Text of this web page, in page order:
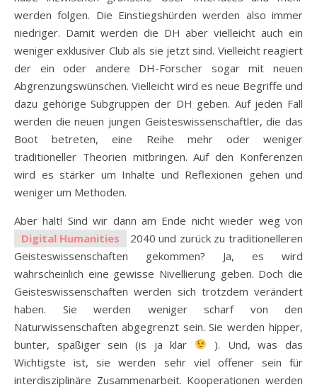
werden folgen. Die Einstiegshürden werden also immer
niedriger. Damit werden die DH aber vielleicht auch ein
weniger exklusiver Club als sie jetzt sind. Vielleicht reagiert
der ein oder andere DH-Forscher sogar mit neuen
Abgrenzungswünschen. Vielleicht wird es neue Begriffe und
dazu gehörige Subgruppen der DH geben. Auf jeden Fall
werden die neuen jungen Geisteswissenschaftler, die das
Boot betreten, eine Reihe mehr oder weniger
traditioneller Theorien mitbringen. Auf den Konferenzen
wird es stärker um Inhalte und Reflexionen gehen und
weniger um Methoden.
Aber halt! Sind wir dann am Ende nicht wieder weg von
Digital Humanities
2040 und zurück zu traditionelleren
Geisteswissenschaften gekommen? Ja, es wird
wahrscheinlich eine gewisse Nivellierung geben. Doch die
Geisteswissenschaften werden sich trotzdem verändert
haben. Sie werden weniger scharf von den
Naturwissenschaften abgegrenzt sein. Sie werden hipper,
bunter, spaßiger sein (is ja klar
). Und, was das
Wichtigste ist, sie werden sehr viel offener sein für
interdisziplinäre Zusammenarbeit. Kooperationen werden